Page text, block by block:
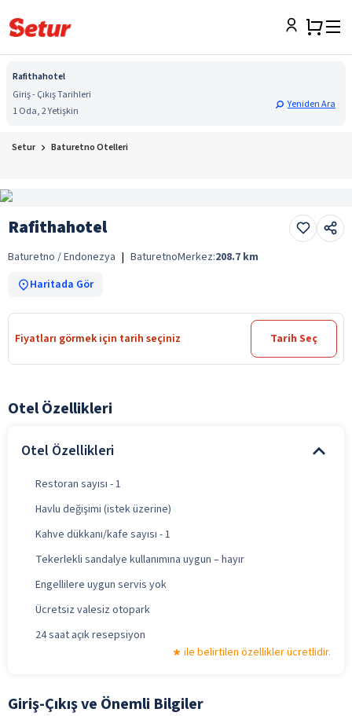
Rafithahotel
Giriş - Çıkış Tarihleri
1 Oda, 2 Yetişkin
Yeniden Ara
Setur Baturetno Otelleri
Rafithahotel
Baturetno / Endonezya | BaturetnoMerkez:208.7 km
Haritada Gör
Fiyatları görmek için tarih seçiniz Tarih Seç
Otel Özellikleri
Otel Özellikleri
Restoran sayısı - 1
Havlu değişimi (istek üzerine)
Kahve dükkanı/kafe sayısı - 1
Tekerlekli sandalye kullanımına uygun – hayır
Engellilere uygun servis yok
Ücretsiz valesiz otopark
24 saat açık resepsiyon
ile belirtilen özellikler ücretlidir.
Giriş-Çıkış ve Önemli Bilgiler